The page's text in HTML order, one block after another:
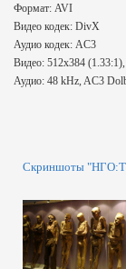
Формат: AVI
Видео кодек: DivX
Аудио кодек: AC3
Видео: 512x384
Аудио: 48 kHz, AC3
Скриншоты